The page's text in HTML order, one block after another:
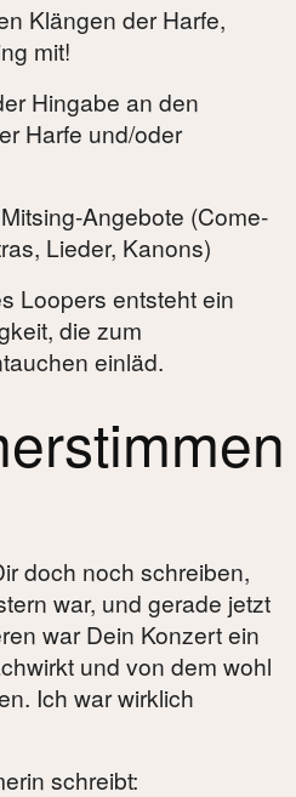
- Alles, was Online
im Hier und Jetzt
Klängen der Harfe,
mit!
Hingabe an den
Harfe und/oder
Angebote (Come-
Lieder, Kanons)
Loopers entsteht ein
die zum
einläd.
doch noch schreiben,
war, und gerade jetzt
war Dein Konzert ein
und von dem wohl
Ich war wirklich
schreibt: